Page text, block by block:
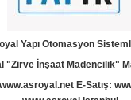
Yapı Otomasyon
"Zirve İnşaat Madencilik"
www.asroyal.netE-Satış: